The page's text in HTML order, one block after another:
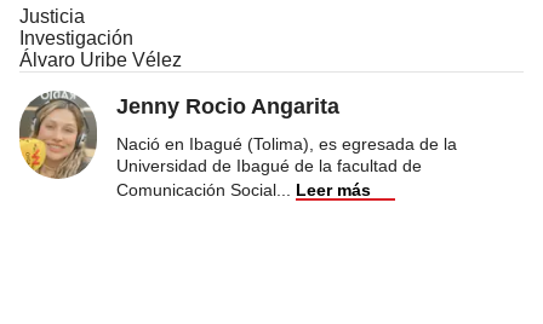
Justicia
Investigación
Álvaro Uribe Vélez
Jenny Rocio Angarita
Nació en Ibagué (Tolima), es egresada de la
Universidad de Ibagué de la facultad de
Comunicación Social
Leer más